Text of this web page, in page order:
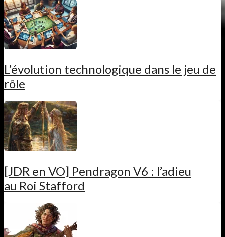
L’évolution technologique dans le jeu de
rôle
[JDR en VO] Pendragon V6 : l’adieu
au Roi Stafford